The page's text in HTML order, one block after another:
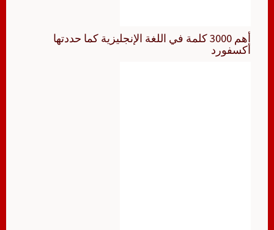
أهم 3000 كلمة في اللغة الإنجليزية كما حددتها
أكسفورد